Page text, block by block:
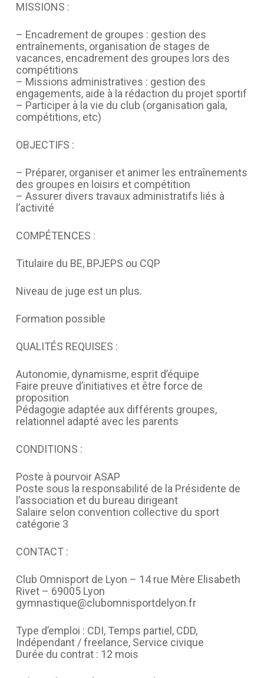
MISSIONS :
– Encadrement de groupes : gestion des
entraînements, organisation de stages de
vacances, encadrement des groupes lors des
compétitions
– Missions administratives : gestion des
engagements, aide à la rédaction du projet sportif
– Participer à la vie du club (organisation gala,
compétitions, etc)
OBJECTIFS :
– Préparer, organiser et animer les entraînements
des groupes en loisirs et compétition
– Assurer divers travaux administratifs liés à
l’activité
COMPÉTENCES :
Titulaire du BE, BPJEPS ou CQP
Niveau de juge est un plus.
Formation possible
QUALITÉS REQUISES :
Autonomie, dynamisme, esprit d’équipe
Faire preuve d’initiatives et être force de
proposition
Pédagogie adaptée aux différents groupes,
relationnel adapté avec les parents
CONDITIONS :
Poste à pourvoir ASAP
Poste sous la responsabilité de la Présidente de
l’association et du bureau dirigeant
Salaire selon convention collective du sport
catégorie 3
CONTACT :
Club Omnisport de Lyon – 14 rue Mère Elisabeth
Rivet – 69005 Lyon
gymnastique@clubomnisportdelyon.fr
Type d’emploi : CDI, Temps partiel, CDD,
Indépendant / freelance, Service civique
Durée du contrat : 12 mois